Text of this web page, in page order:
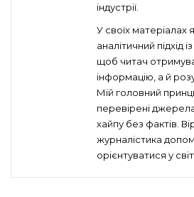
індустрії.
У своїх матеріалах
аналітичний підхід
щоб читач
інформацію, а й
Мій головний
перевірені
хайпу без фактів.
журналістика
орієнтуватися у